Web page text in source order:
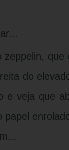
zeppelin,
do
e veja que
papel